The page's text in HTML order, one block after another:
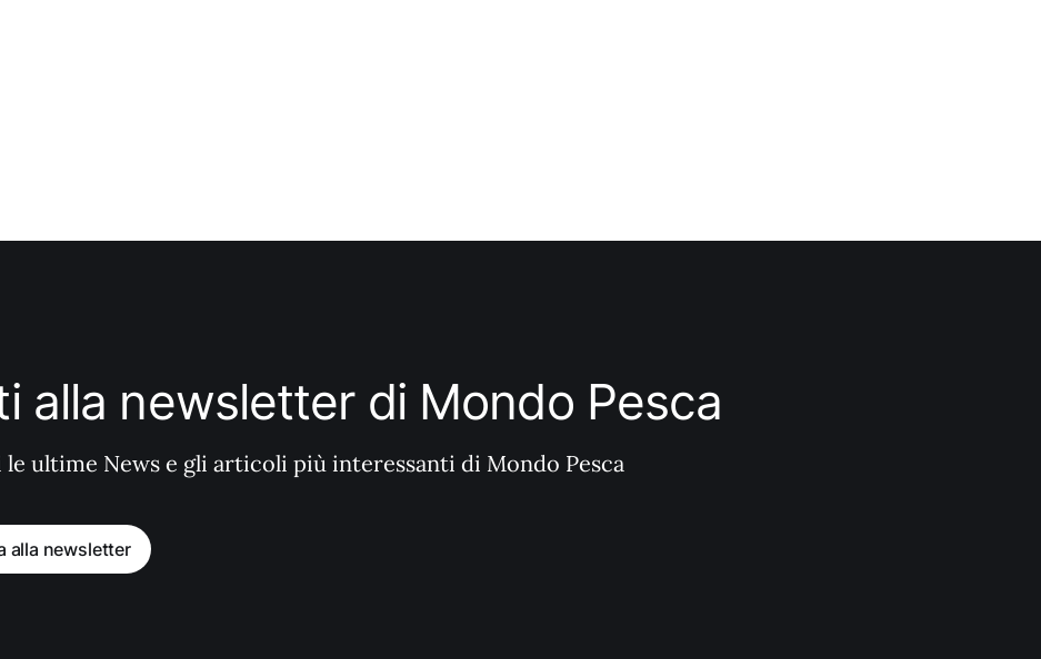
alla newsletter di Mondo Pesca
ultime News e gli articoli più interessanti di Mondo Pesca
alla newsletter